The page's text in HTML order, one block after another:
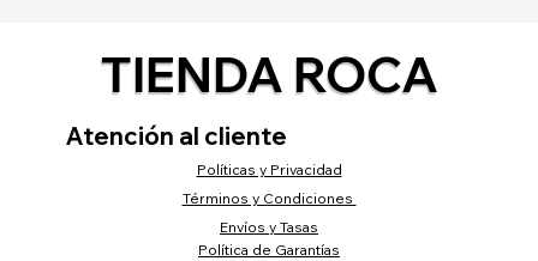
TIENDA ROCA
Atención al cliente
Políticas y Privacidad
Términos y Condiciones
Envíos y Tasas
Política de Garantías